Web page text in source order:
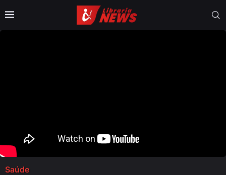
Saúde